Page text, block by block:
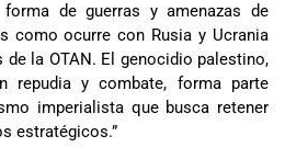
de guerras y amenazas de
como ocurre con Rusia y Ucrania
la OTAN. El genocidio palestino,
repudia y combate, forma parte
imperialista que busca retener
estratégicos.”